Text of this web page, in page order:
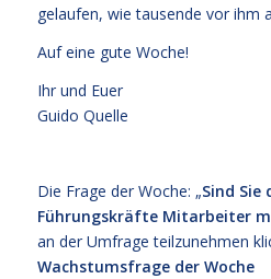
gelaufen, wie tausende vor ihm
Auf eine gute Woche!
Ihr und Euer
Guido Quelle
Die Frage der Woche: „Sind Sie
Führungskräfte Mitarbeiter
an der Umfrage teilzunehmen
Wachstumsfrage der Woche